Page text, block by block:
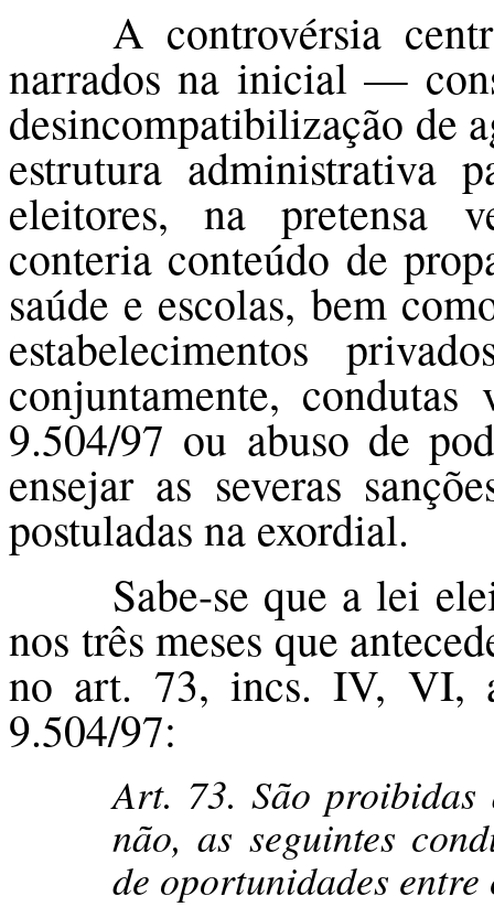
A controvérsia
narrados na inicial —
desincompatibilização de
estrutura administrativa
eleitores, na pretensa
conteria conteúdo de
saúde e escolas, bem
estabelecimentos
conjuntamente,
9.504/97 ou abuso de
ensejar as severas
postuladas na exordial.
Sabe-se que a lei
nos três meses que
no art. 73, incs. IV, VI,
9.504/97:
Art. 73. São proibidas
não, as seguintes
de oportunidades